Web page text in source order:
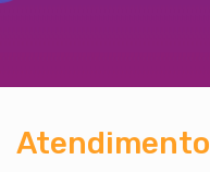
Atendimento